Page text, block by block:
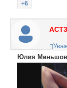
+6
Юлия